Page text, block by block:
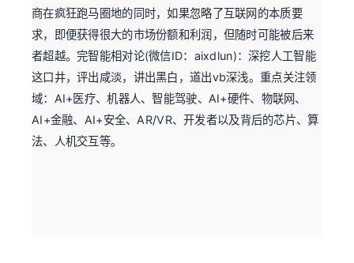
商在疯狂跑马圈地的同时，如果忽略了互联网的本质要
求，即便获得很大的市场份额和利润，但随时可能被后来
者超越。完智能相对论(微信ID：aixdlun)：深挖人工智能
这口井，评出咸淡，讲出黑白，道出vb深浅。重点关注领
域：AI+医疗、机器人、智能驾驶、AI+硬件、物联网、
AI+金融、AI+安全、AR/VR、开发者以及背后的芯片、算
法、人机交互等。